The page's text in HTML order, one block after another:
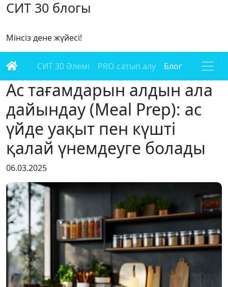
СИТ 30 блогы
Мінсіз дене жүйесі!
СИТ 30 Әлемі PRO сатып алу Блог
Ас тағамдарын алдын ала
дайындау (Meal Prep): ас
үйде уақыт пен күшті
қалай үнемдеуге болады
06.03.2025